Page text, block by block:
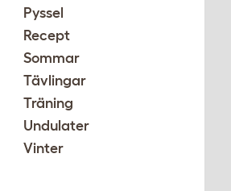
Pyssel
Recept
Sommar
Tävlingar
Träning
Undulater
Vinter